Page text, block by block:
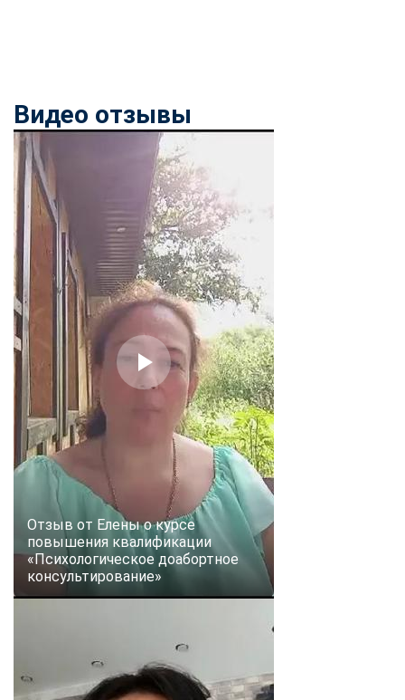
Видео отзывы
Отзыв от Елены о курсе
повышения квалификации
«Психологическое доабортное
консультирование»